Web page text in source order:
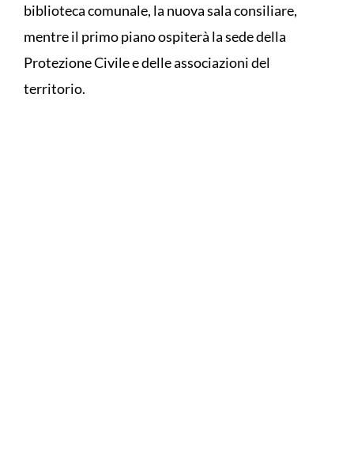
biblioteca comunale, la nuova sala consiliare,
mentre il primo piano ospiterà la sede della
Protezione Civile e delle associazioni del
territorio.